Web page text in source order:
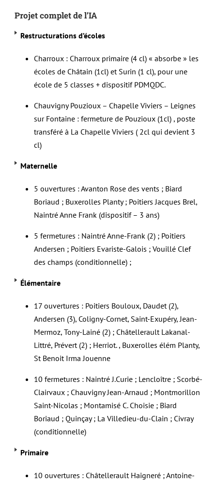
Projet complet de l’IA
Restructurations d’écoles
Charroux : Charroux primaire (4 cl) « absorbe » les
écoles de Châtain (1cl) et Surin (1 cl), pour une
école de 5 classes + dispositif PDMQDC.
Chauvigny Pouzioux – Chapelle Viviers – Leignes
sur Fontaine : fermeture de Pouzioux (1cl) , poste
transféré à La Chapelle Viviers ( 2cl qui devient 3
cl)
Maternelle
5 ouvertures : Avanton Rose des vents ; Biard
Boriaud ; Buxerolles Planty ; Poitiers Jacques Brel,
Naintré Anne Frank (dispositif – 3 ans)
5 fermetures : Naintré Anne-Frank (2) ; Poitiers
Andersen ; Poitiers Evariste-Galois ; Vouillé Clef
des champs (conditionnelle) ;
Élémentaire
17 ouvertures : Poitiers Bouloux, Daudet (2),
Andersen (3), Coligny-Cornet, Saint-Exupéry, Jean-
Mermoz, Tony-Lainé (2) ; Châtellerault Lakanal-
Littré, Prévert (2) ; Herriot. , Buxerolles élém Planty,
St Benoit Irma Jouenne
10 fermetures : Naintré J.Curie ; Lencloître ; Scorbé-
Clairvaux ; Chauvigny Jean-Arnaud ; Montmorillon
Saint-Nicolas ; Montamisé C. Choisie ; Biard
Boriaud ; Quinçay ; La Villedieu-du-Clain ; Civray
(conditionnelle)
Primaire
10 ouvertures : Châtellerault Haigneré ; Antoine-